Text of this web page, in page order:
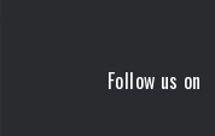
Follow us on